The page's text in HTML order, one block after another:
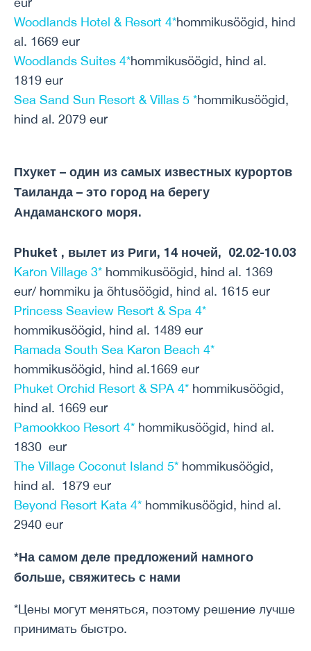
Woodlands Hotel & Resort 4*hommikusöögid, hind
al. 1669 eur
Woodlands Suites 4*hommikusöögid, hind al.
1819 eur
Sea Sand Sun Resort & Villas 5 *hommikusöögid,
hind al. 2079 eur
Пхукет – один из самых известных курортов
Таиланда – это город на берегу
Андаманского моря.
Phuket , вылет из Риги, 14 ночей, 02.02-10.03
Karon Village 3* hommikusöögid, hind al. 1369
eur/ hommiku ja õhtusöögid, hind al. 1615 eur
Princess Seaview Resort & Spa 4*
hommikusöögid, hind al. 1489 eur
Ramada South Sea Karon Beach 4*
hommikusöögid, hind al.1669 eur
Phuket Orchid Resort & SPA 4* hommikusöögid,
hind al. 1669 eur
Pamookkoo Resort 4* hommikusöögid, hind al.
1830 eur
The Village Coconut Island 5* hommikusöögid,
hind al. 1879 eur
Beyond Resort Kata 4* hommikusöögid, hind al.
2940 eur
*На самом деле предложений намного
больше, свяжитесь с нами
*Цены могут меняться, поэтому решение лучше
принимать быстро.